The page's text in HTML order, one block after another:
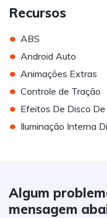
Recursos
• ABS
• Android Auto
• Animações Extras
• Controle de Tração
• Efeitos De Disco De
• Iluminação Interna
Algum
mensagem